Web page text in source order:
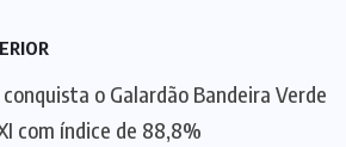
o Galardão Bandeira Verde
com índice de 88,8%